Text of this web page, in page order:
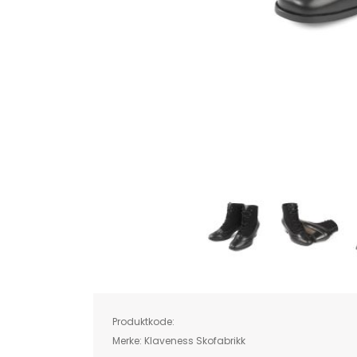
images
gallery
Produktkode:
Merke: Klaveness Skofabrikk